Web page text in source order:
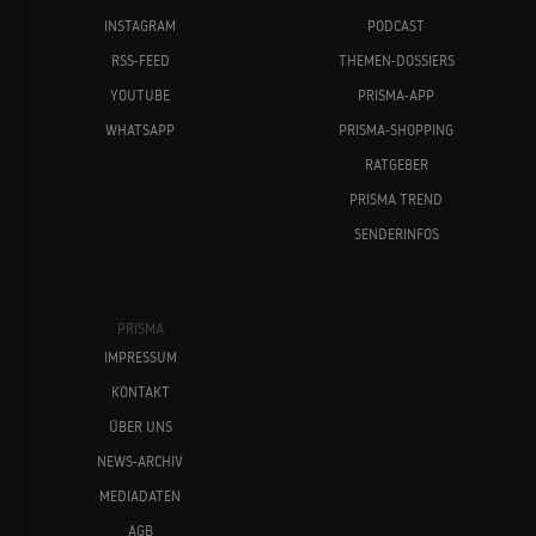
INSTAGRAM
RSS-FEED
YOUTUBE
WHATSAPP
PODCAST
THEMEN-DOSSIERS
PRISMA-APP
PRISMA-SHOPPING
RATGEBER
PRISMA TREND
SENDERINFOS
PRISMA
IMPRESSUM
KONTAKT
ÜBER UNS
NEWS-ARCHIV
MEDIADATEN
AGB